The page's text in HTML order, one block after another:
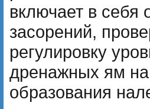
включает в себя
засорений,
регулировку
дренажных ям
образования